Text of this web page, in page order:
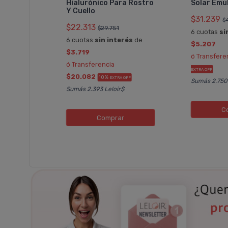
Hialurónico Para Rostro
Y Cuello
$22.313 $29.751
6 cuotas sin interés de
$3.719
ó Transferencia
$20.082 10% EXTRA OFF
Sumás 2.393 Leloir$
Comprar
Solar
$31.239
6 cuotas
$5.207
ó
EXTRA OFF
Sumás